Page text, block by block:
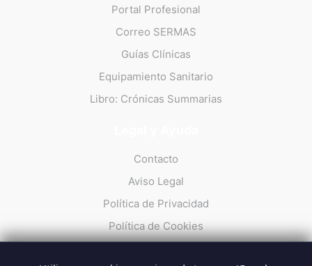
Portal Profesional
Correo SERMAS
Guías Clínicas
Equipamiento Sanitario
Libro: Crónicas Summarias
Contacto
Aviso Legal
Política de Privacidad
Política de Cookies